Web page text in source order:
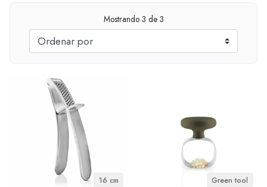
Mostrando 3 de 3
16 cm Green tool